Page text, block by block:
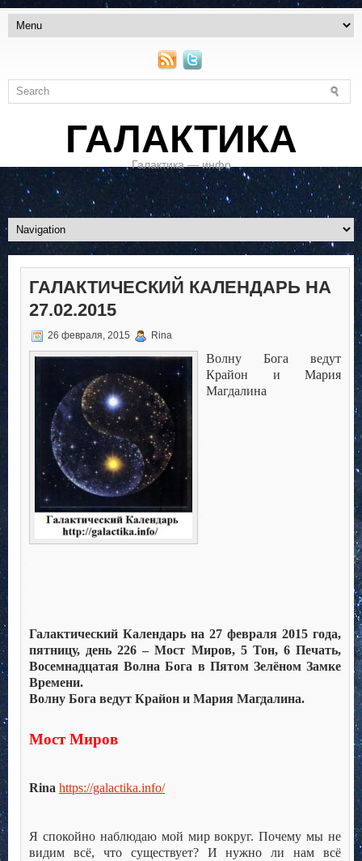
ГАЛАКТИКА
Галактика — инфо
ГАЛАКТИЧЕСКИЙ КАЛЕНДАРЬ НА
27.02.2015
26 февраля, 2015 Rina
Волну Бога ведут
Крайон и Мария
Магдалина
Галактический Календарь на 27 февраля 2015 года,
пятницу, день 226 – Мост Миров, 5 Тон, 6 Печать,
Восемнадцатая Волна Бога в Пятом Зелёном Замке
Времени.
Волну Бога ведут Крайон и Мария Магдалина.
Мост Миров
Rina https://galactika.info/
Я спокойно наблюдаю мой мир вокруг. Почему мы не
видим всё, что существует? И нужно ли нам всё